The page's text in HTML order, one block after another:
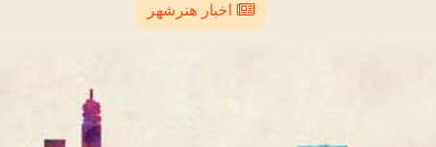
اخبار هنرشهر